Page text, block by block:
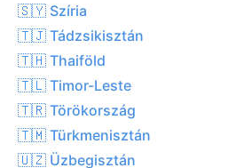
🇸🇾 Szíria
🇹🇯 Tádzsikisztán
🇹🇭 Thaiföld
🇹🇱 Timor-Leste
🇹🇷 Törökország
🇹🇲 Türkmenisztán
🇺🇿 Üzbegisztán